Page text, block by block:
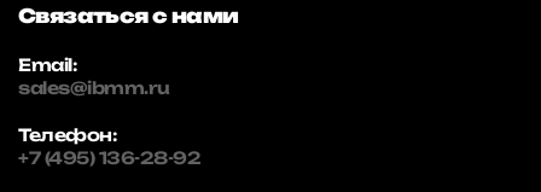
Связаться с нами
Email:
sales@ibmm.ru
Телефон:
+7 (495) 136-28-92